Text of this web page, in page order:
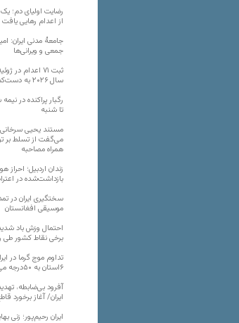
رضایت اولیای دم؛
از اعدام رهایی یافت
جامعهٔ مدنی ایران:
جمعی و ویرانی‌ها
ثبت ۷۱ اعدام
سال ۲۰۲۶ به دست‌کم ۴۴۴ نفر رسید
رگبار پراکنده در
تا شنبه
مستند یحیی
می‌گفت از تسلط بر
همراه مصاحبه
بازداشت‌شده در
سختگیری ایران در
موسیقی افغانستان
احتمال وزش باد
برخی نقاط کشور طی
تداوم موج گرما در
۶استان به ۵۰درجه می‌رسد
آفرود بی‌ضابطه،
ایران/ آغاز برخورد
ایران رحیم‌پور؛ زنی